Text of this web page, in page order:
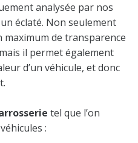
analysée par nos
éclaté. Non seulement
de transparence
il permet également
d’un véhicule, et donc
tel que l’on
: